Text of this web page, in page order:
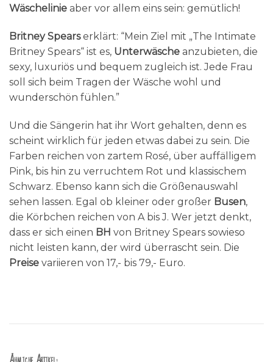
Wäschelinie aber vor allem eins sein: gemütlich!
Britney Spearserklärt: “Mein Ziel mit „The Intimate
Britney Spears“ ist es, Unterwäsche anzubieten, die
sexy, luxuriös und bequem zugleich ist. Jede Frau
soll sich beim Tragen der Wäsche wohl und
wunderschön fühlen.”
Und die Sängerin hat ihr Wort gehalten, denn es
scheint wirklich für jeden etwas dabei zu sein. Die
Farben reichen von zartem Rosé, über auffälligem
Pink, bis hin zu verruchtem Rot und klassischem
Schwarz. Ebenso kann sich die Größenauswahl
sehen lassen. Egal ob kleiner oder großer Busen,
die Körbchen reichen von A bis J. Wer jetzt denkt,
dass er sich einen BH von Britney Spears sowieso
nicht leisten kann, der wird überrascht sein. Die
Preise variieren von 17,- bis 79,- Euro.